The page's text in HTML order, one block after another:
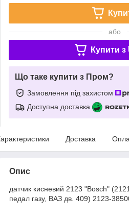
або
Купити з
Що таке купити з Пром?
Замовлення під захистом
Доступна доставка
Доставка
Опис
датчик кисневий 2123 "Bosch"
педал газу, ВАЗ дв. 409) 2123-